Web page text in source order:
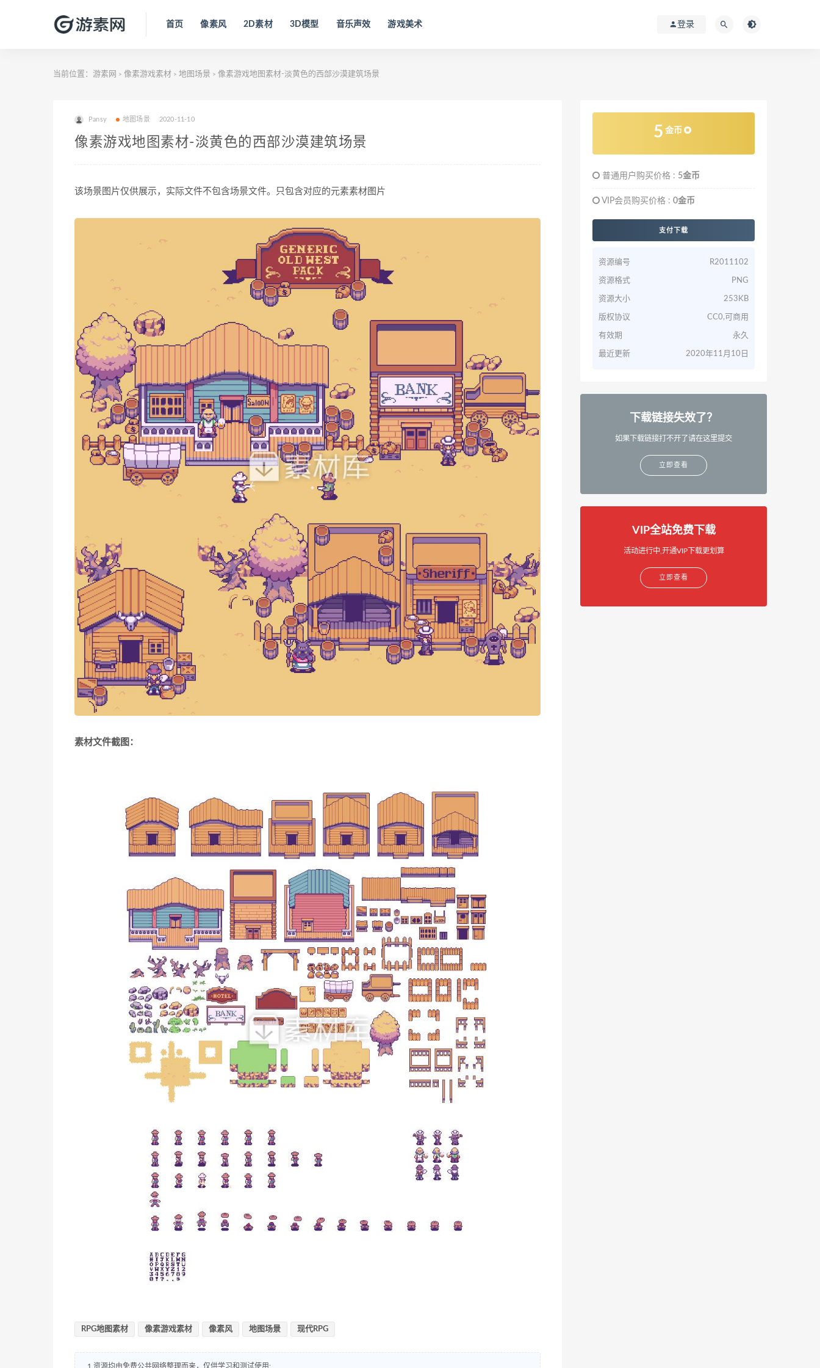
首页 像素风 2D素材 3D模型 音乐声效 游戏美术 登录
当前位置： 游素网 > 像素游戏素材 > 地图场景 > 像素游戏地图素材-淡黄色的西部沙漠建筑场景
Pansy 地图场景 2020-11-10
像素游戏地图素材-淡黄色的西部沙漠建筑场景
该场景图片仅供展示，实际文件不包含场景文件。只包含对应的元素素材图片
素材文件截图：
RPG地图素材 像素游戏素材 像素风 地图场景 现代RPG
1.资源均由免费公共网络整理而来，仅供学习和测试使用;
5 金币
普通用户购买价格 : 5金币
VIP会员购买价格 : 0金币
支付下载
资源编号 R2011102
资源格式 PNG
资源大小 253KB
版权协议 CC0,可商用
有效期 永久
最近更新 2020年11月10日
下载链接失效了？
如果下载链接打不开了请在这里提交
立即查看
VIP全站免费下载
活动进行中,开通VIP下载更划算
立即查看